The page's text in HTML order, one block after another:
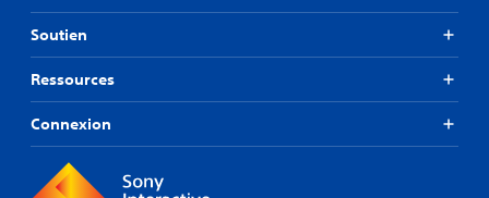
Soutien
Ressources
Connexion